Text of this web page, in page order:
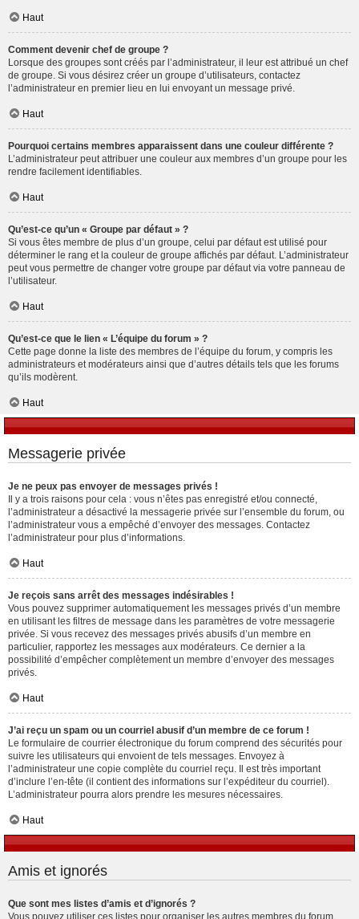
Haut
Comment devenir chef de groupe ?
Lorsque des groupes sont créés par l’administrateur, il leur est attribué un chef
de groupe. Si vous désirez créer un groupe d’utilisateurs, contactez
l’administrateur en premier lieu en lui envoyant un message privé.
Haut
Pourquoi certains membres apparaissent dans une couleur différente ?
L’administrateur peut attribuer une couleur aux membres d’un groupe pour les
rendre facilement identifiables.
Haut
Qu’est-ce qu’un « Groupe par défaut » ?
Si vous êtes membre de plus d’un groupe, celui par défaut est utilisé pour
déterminer le rang et la couleur de groupe affichés par défaut. L’administrateur
peut vous permettre de changer votre groupe par défaut via votre panneau de
l’utilisateur.
Haut
Qu’est-ce que le lien « L’équipe du forum » ?
Cette page donne la liste des membres de l’équipe du forum, y compris les
administrateurs et modérateurs ainsi que d’autres détails tels que les forums
qu’ils modèrent.
Haut
Messagerie privée
Je ne peux pas envoyer de messages privés !
Il y a trois raisons pour cela : vous n’êtes pas enregistré et/ou connecté,
l’administrateur a désactivé la messagerie privée sur l’ensemble du forum, ou
l’administrateur vous a empêché d’envoyer des messages. Contactez
l’administrateur pour plus d’informations.
Haut
Je reçois sans arrêt des messages indésirables !
Vous pouvez supprimer automatiquement les messages privés d’un membre
en utilisant les filtres de message dans les paramètres de votre messagerie
privée. Si vous recevez des messages privés abusifs d’un membre en
particulier, rapportez les messages aux modérateurs. Ce dernier a la
possibilité d’empêcher complètement un membre d’envoyer des messages
privés.
Haut
J’ai reçu un spam ou un courriel abusif d’un membre de ce forum !
Le formulaire de courrier électronique du forum comprend des sécurités pour
suivre les utilisateurs qui envoient de tels messages. Envoyez à
l’administrateur une copie complète du courriel reçu. Il est très important
d’inclure l’en-tête (il contient des informations sur l’expéditeur du courriel).
L’administrateur pourra alors prendre les mesures nécessaires.
Haut
Amis et ignorés
Que sont mes listes d’amis et d’ignorés ?
Vous pouvez utiliser ces listes pour organiser les autres membres du forum.